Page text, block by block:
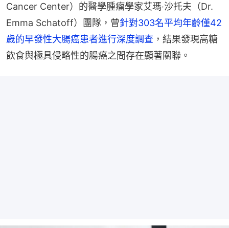
Cancer Center）的醫學腫瘤學家艾瑪‧沙托夫（Dr.
Emma Schatoff）團隊，曾針對303名平均年齡僅42
歲的早發性大腸癌患者進行深度調查 ，結果發現高糖
飲食與極具侵略性的腸癌之間存在顯著關聯。